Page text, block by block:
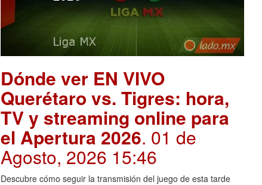
Dónde ver EN VIVO
Querétaro vs. Tigres: hora,
TV y streaming online para
el Apertura 2026. 01 de
Agosto, 2026 15:46
Descubre cómo seguir la transmisión del juego de esta tarde